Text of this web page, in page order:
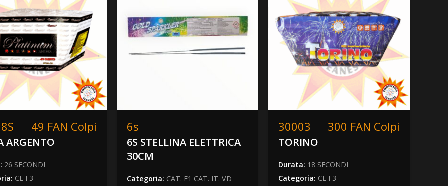
49 FAN Colpi
ARGENTO
26 SECONDI
CE F3
6s
6S STELLINA ELETTRICA
30CM
Categoria: CAT. F1 CAT. IT. VD
30003 300 FAN Colpi
TORINO
Durata: 18 SECONDI
Categoria: CE F3